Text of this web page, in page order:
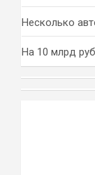
Несколько
На 10 млрд